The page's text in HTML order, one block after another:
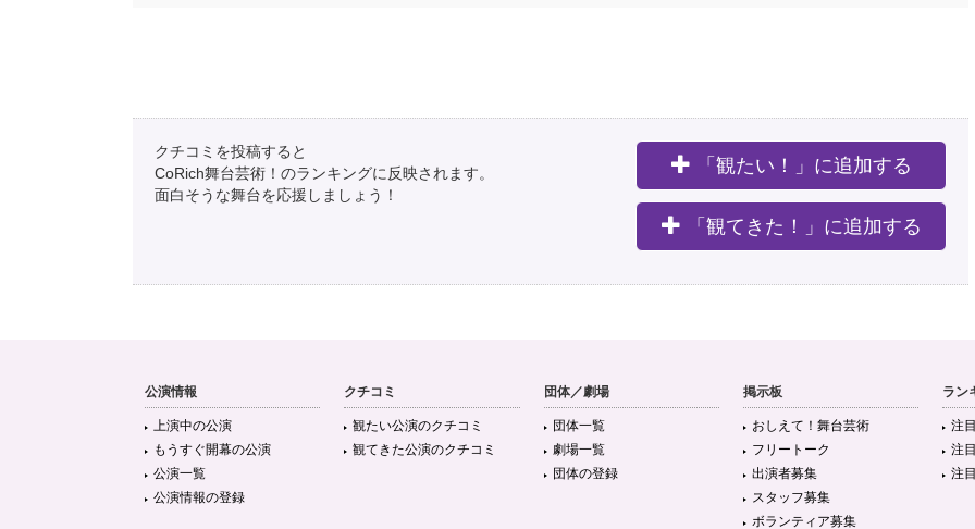
クチコミを投稿すると
CoRich舞台芸術！のランキングに反映されます。
面白そうな舞台を応援しましょう！
「観たい！」に追加する
「観てきた！」に追加する
公演情報
上演中の公演
もうすぐ開幕の公演
公演一覧
公演情報の登録
クチコミ
観たい公演のクチコミ
観てきた公演のクチコミ
団体／劇場
団体一覧
劇場一覧
団体の登録
掲示板
おしえて！舞台芸術
フリートーク
出演者募集
スタッフ募集
ボランティア募集
ラン
注
注
注